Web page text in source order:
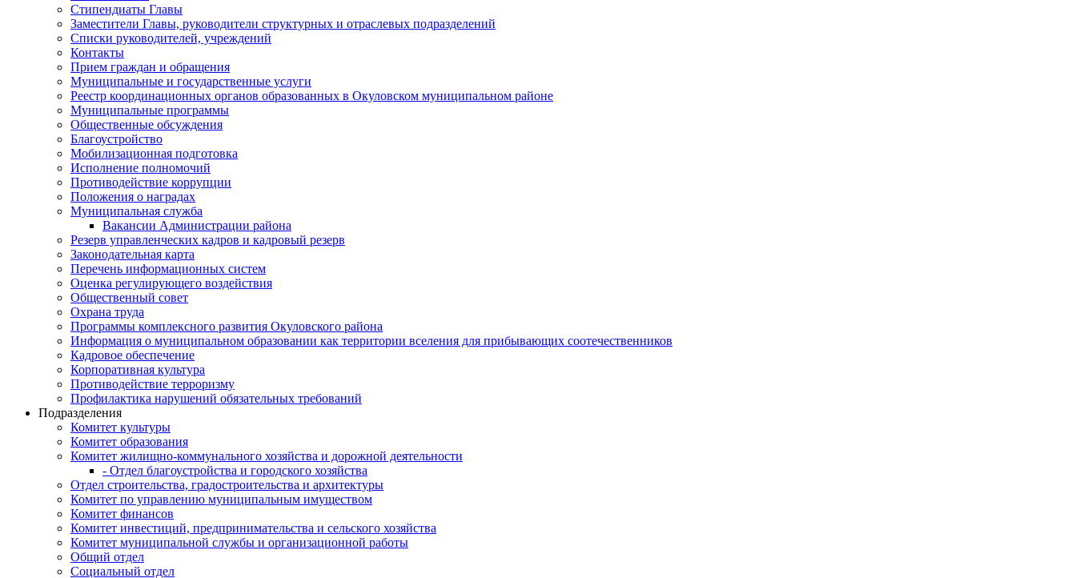
Стипендиаты Главы
Заместители Главы, руководители структурных и отраслевых подразделений
Списки руководителей, учреждений
Контакты
Прием граждан и обращения
Муниципальные и государственные услуги
Реестр координационных органов образованных в Окуловском муниципальном районе
Муниципальные программы
Общественные обсуждения
Благоустройство
Мобилизационная подготовка
Исполнение полномочий
Противодействие коррупции
Положения о наградах
Муниципальная служба
Вакансии Администрации района
Резерв управленческих кадров и кадровый резерв
Законодательная карта
Перечень информационных систем
Оценка регулирующего воздействия
Общественный совет
Охрана труда
Программы комплексного развития Окуловского района
Информация о муниципальном образовании как территории вселения для прибывающих соотечественников
Кадровое обеспечение
Корпоративная культура
Противодействие терроризму
Профилактика нарушений обязательных требований
Подразделения
Комитет культуры
Комитет образования
Комитет жилищно-коммунального хозяйства и дорожной деятельности
- Отдел благоустройства и городского хозяйства
Отдел строительства, градостроительства и архитектуры
Комитет по управлению муниципальным имуществом
Комитет финансов
Комитет инвестиций, предпринимательства и сельского хозяйства
Комитет муниципальной службы и организационной работы
Общий отдел
Социальный отдел